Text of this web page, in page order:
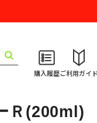
購入履歴ご利用ガイド
Ｒ(200ml)